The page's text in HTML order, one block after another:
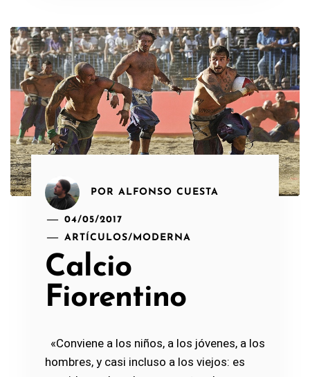
POR ALFONSO CUESTA
04/05/2017
ARTÍCULOS/MODERNA
Calcio
Fiorentino
«Conviene a los niños, a los jóvenes, a los
hombres, y casi incluso a los viejos: es